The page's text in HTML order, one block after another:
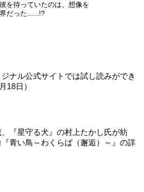
を待っていたのは、想像を
だった......!?
ナル公式サイト では試し読みができ
18日）
『星守る犬』の村上たかし氏が紡
青い鳥～わくらば（邂逅）～』の詳